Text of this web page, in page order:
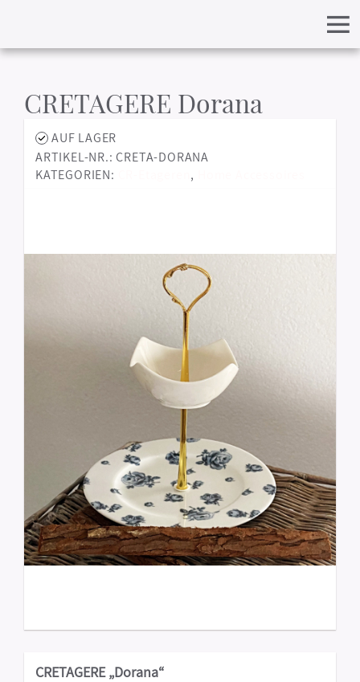
CRETAGERE Dorana
AUF LAGER
ARTIKEL-NR.: CRETA-DORANA
KATEGORIEN:
,
CRETAGERE „Dorana“